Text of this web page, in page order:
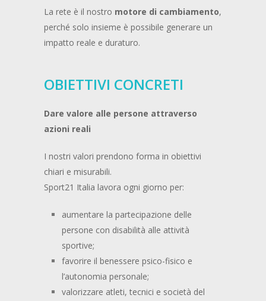
La rete è il nostro motore di cambiamento,
perché solo insieme è possibile generare un
impatto reale e duraturo.
OBIETTIVI CONCRETI
Dare valore alle persone attraverso
azioni reali
I nostri valori prendono forma in obiettivi
chiari e misurabili.
Sport21 Italia lavora ogni giorno per:
aumentare la partecipazione delle
persone con disabilità alle attività
sportive;
favorire il benessere psico-fisico e
l’autonomia personale;
valorizzare atleti, tecnici e società del